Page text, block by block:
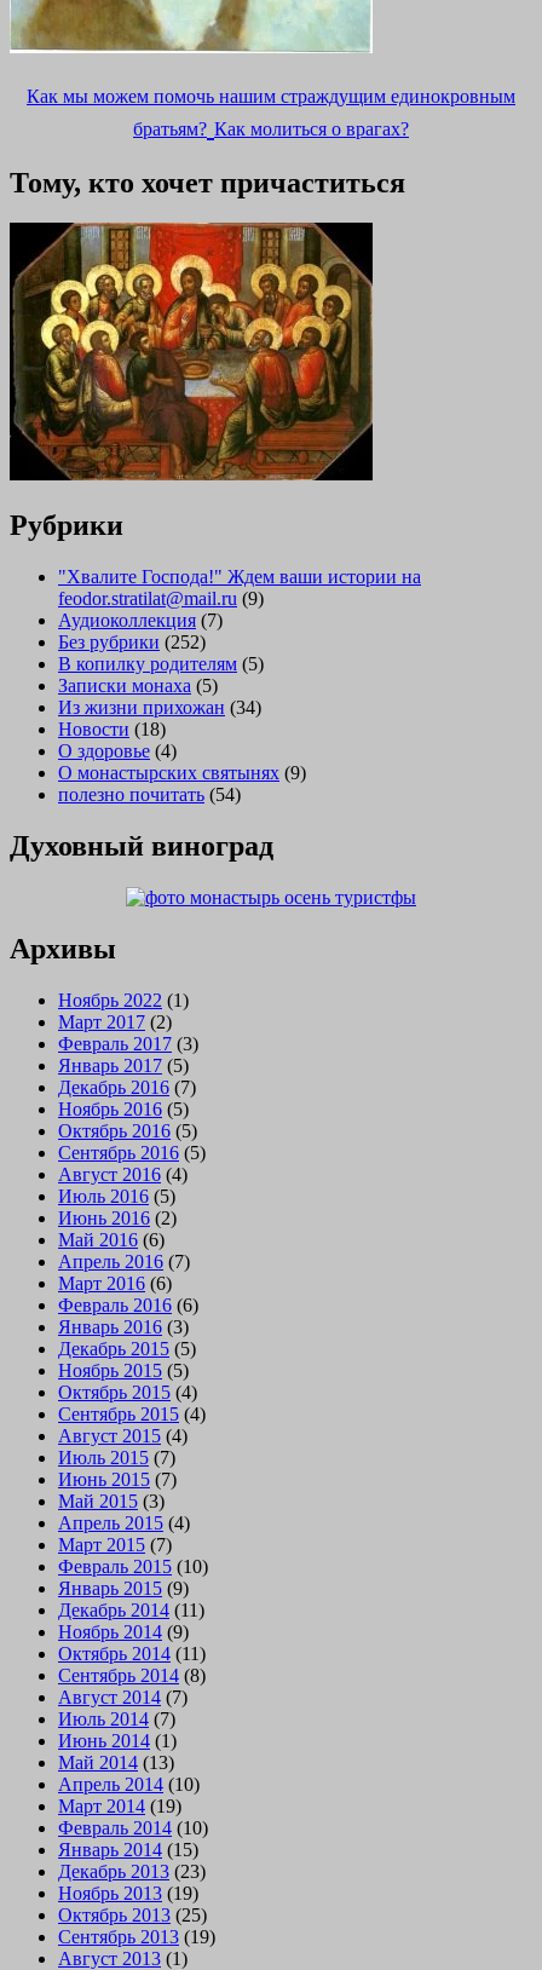
Как мы можем помочь нашим страждущим единокровным
братьям? Как молиться о врагах?
Тому, кто хочет причаститься
Рубрики
"Хвалите Господа!" Ждем ваши истории на
feodor.stratilat@mail.ru (9)
Аудиоколлекция (7)
Без рубрики (252)
В копилку родителям (5)
Записки монаха (5)
Из жизни прихожан (34)
Новости (18)
О здоровье (4)
О монастырских святынях (9)
полезно почитать (54)
Духовный виноград
Архивы
Ноябрь 2022 (1)
Март 2017 (2)
Февраль 2017 (3)
Январь 2017 (5)
Декабрь 2016 (7)
Ноябрь 2016 (5)
Октябрь 2016 (5)
Сентябрь 2016 (5)
Август 2016 (4)
Июль 2016 (5)
Июнь 2016 (2)
Май 2016 (6)
Апрель 2016 (7)
Март 2016 (6)
Февраль 2016 (6)
Январь 2016 (3)
Декабрь 2015 (5)
Ноябрь 2015 (5)
Октябрь 2015 (4)
Сентябрь 2015 (4)
Август 2015 (4)
Июль 2015 (7)
Июнь 2015 (7)
Май 2015 (3)
Апрель 2015 (4)
Март 2015 (7)
Февраль 2015 (10)
Январь 2015 (9)
Декабрь 2014 (11)
Ноябрь 2014 (9)
Октябрь 2014 (11)
Сентябрь 2014 (8)
Август 2014 (7)
Июль 2014 (7)
Июнь 2014 (1)
Май 2014 (13)
Апрель 2014 (10)
Март 2014 (19)
Февраль 2014 (10)
Январь 2014 (15)
Декабрь 2013 (23)
Ноябрь 2013 (19)
Октябрь 2013 (25)
Сентябрь 2013 (19)
Август 2013 (1)